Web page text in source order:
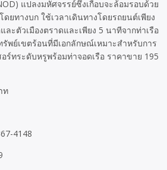
แปลงมหัศจรรย์ซึ่งเกือบจะล้อมรอบด้วย
ดยทางบก ใช้เวลาเดินทางโดยรถยนต์เพียง
ะตัวเมืองตราดและเพียง 5 นาทีจากท่าเรือ
รัพย์เขตร้อนที่มีเอกลักษณ์เหมาะสำหรับการ
ทระดับหรูพร้อมท่าจอดเรือ ราคาขาย 195
ท
4148